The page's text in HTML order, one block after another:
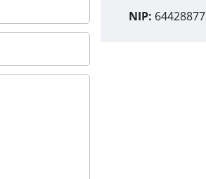
NIP: